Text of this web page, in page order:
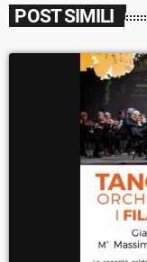
POST SIMILI